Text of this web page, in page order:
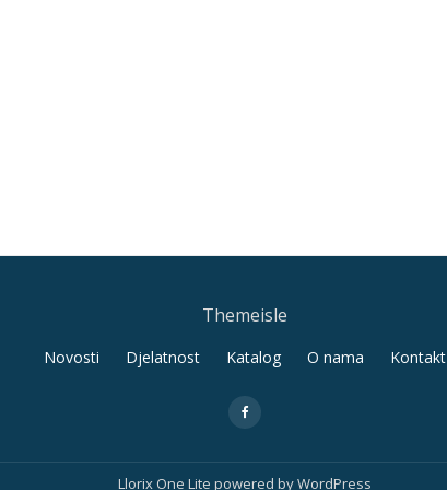
Themeisle
Novosti Djelatnost Katalog O nama Kontakt
fa-
Llorix One Lite powered byWordPress